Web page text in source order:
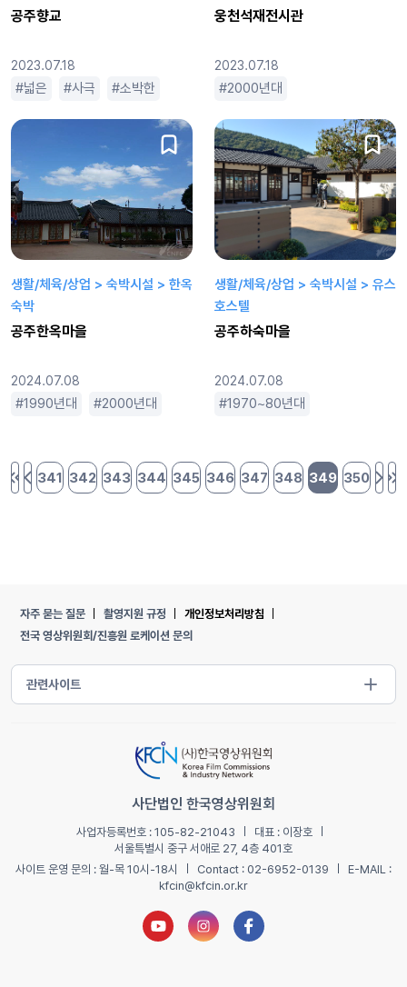
공주향교
2023.07.18
넓은 사극 소박한 옛날느낌 조선시대
웅천석재전시관
2023.07.18
2000년대
생활/체육/상업 > 숙박시설 > 한옥
숙박
공주한옥마을
2024.07.08
1990년대 2000년대 2000년대 이후 근현대
생활/체육/상업 > 숙박시설 > 유스
호스텔
공주하숙마을
2024.07.08
1970~80년대
처음 페이지
이전 페이지
341 342 343 344 345 346 347 348 349 350
다음
마
자주 묻는 질문 촬영지원 규정
개인정보처리방침
전국 영상위원회/진흥원 로케이션 문의
사단법인 한국영상위원회
사업자등록번호 : 105-82-21043
대표 : 이장호
서울특별시 중구 서애로 27, 4층 401호
사이트 운영 문의 : 월-목 10시-18시
Contact : 02-6952-0139
E-MAIL :
kfcin@kfcin.or.kr
유튜브 새창열기인스타그램 새창열기
페이스북 새창열기